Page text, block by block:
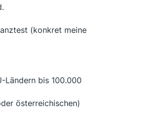
(konkret meine
Ländern bis 100.000
österreichischen)